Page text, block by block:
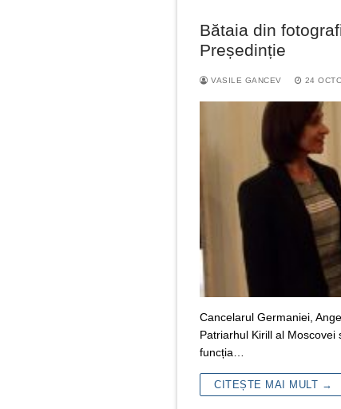
Bătaia din
Președinție
VASILE GANCEV 24
Cancelarul Germaniei,
Patriarhul Kirill al
funcția…
CITEȘTE MAI MULT →